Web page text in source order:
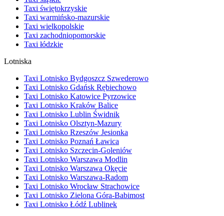
Taxi świętokrzyskie
Taxi warmińsko-mazurskie
Taxi wielkopolskie
Taxi zachodniopomorskie
Taxi łódzkie
Lotniska
Taxi Lotnisko Bydgoszcz Szwederowo
Taxi Lotnisko Gdańsk Rębiechowo
Taxi Lotnisko Katowice Pyrzowice
Taxi Lotnisko Kraków Balice
Taxi Lotnisko Lublin Świdnik
Taxi Lotnisko Olsztyn-Mazury
Taxi Lotnisko Rzeszów Jesionka
Taxi Lotnisko Poznań Ławica
Taxi Lotnisko Szczecin-Goleniów
Taxi Lotnisko Warszawa Modlin
Taxi Lotnisko Warszawa Okęcie
Taxi Lotnisko Warszawa-Radom
Taxi Lotnisko Wrocław Strachowice
Taxi Lotnisko Zielona Góra-Babimost
Taxi Lotnisko Łódź Lublinek